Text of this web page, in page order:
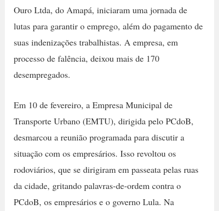
Ouro Ltda, do Amapá, iniciaram uma jornada de
lutas para garantir o emprego, além do pagamento de
suas indenizações trabalhistas. A empresa, em
processo de falência, deixou mais de 170
desempregados.
Em 10 de fevereiro, a Empresa Municipal de
Transporte Urbano (EMTU), dirigida pelo PCdoB,
desmarcou a reunião programada para discutir a
situação com os empresários. Isso revoltou os
rodoviários, que se dirigiram em passeata pelas ruas
da cidade, gritando palavras-de-ordem contra o
PCdoB, os empresários e o governo Lula. Na